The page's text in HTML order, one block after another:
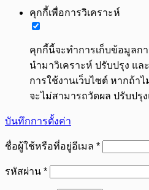
คุกกี้เพื่อการวิเคราะห์
คุกกี้นี้จะทำการเก็บข้อมูลก
นำมาวิเคราะห์ ปรับปรุง แ
การใช้งานเว็บไซต์ หากถ้า
จะไม่สามารถวัดผล ปรับปรุ
บันทึกการตั้งค่า
ชื่อผู้ใช้หรือที่อยู่อีเมล *ต้องการ
รหัสผ่าน *ต้องการ